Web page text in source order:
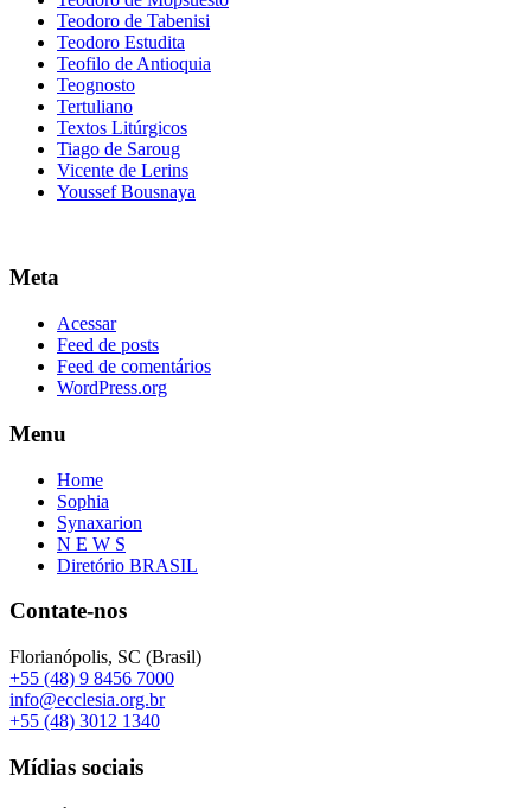
Teodoro de Tabenisi
Teodoro Estudita
Teofilo de Antioquia
Teognosto
Tertuliano
Textos Litúrgicos
Tiago de Saroug
Vicente de Lerins
Youssef Bousnaya
Meta
Acessar
Feed de posts
Feed de comentários
WordPress.org
Menu
Home
Sophia
Synaxarion
N E W S
Diretório BRASIL
Contate-nos
Florianópolis, SC (Brasil)
+55 (48) 9 8456 7000
info@ecclesia.org.br
+55 (48) 3012 1340
Mídias sociais